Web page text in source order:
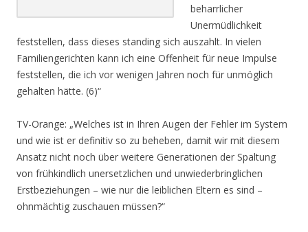
beharrlicher
Unermüdlichkeit
feststellen, dass dieses standing sich auszahlt. In vielen
Familiengerichten kann ich eine Offenheit für neue Impulse
feststellen, die ich vor wenigen Jahren noch für unmöglich
gehalten hätte. (6)“
TV-Orange: „Welches ist in Ihren Augen der Fehler im System
und wie ist er definitiv so zu beheben, damit wir mit diesem
Ansatz nicht noch über weitere Generationen der Spaltung
von frühkindlich unersetzlichen und unwiederbringlichen
Erstbeziehungen – wie nur die leiblichen Eltern es sind –
ohnmächtig zuschauen müssen?“